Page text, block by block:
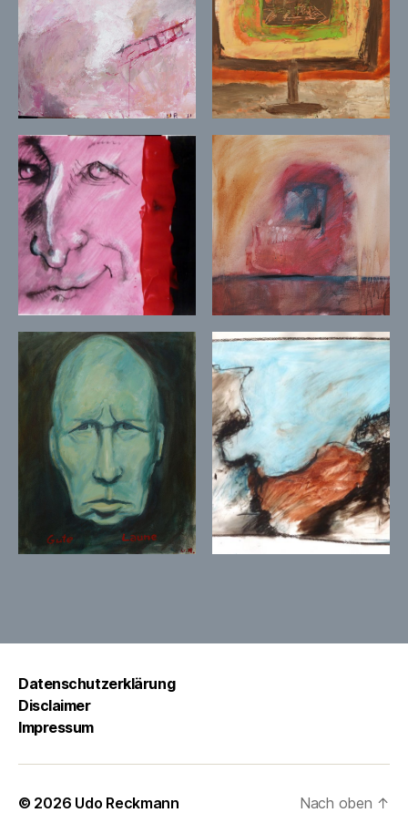
Datenschutzerklärung
Disclaimer
Impressum
© 2026 Udo Reckmann Nach oben ↑